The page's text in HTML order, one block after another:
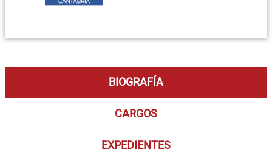
BIOGRAFÍA
CARGOS
EXPEDIENTES